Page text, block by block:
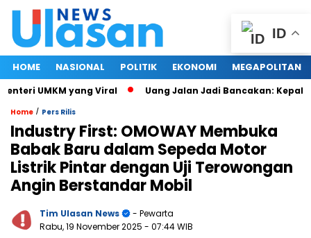
HOME NASIONAL POLITIK EKONOMI MEGAPOLITAN
UMKM yang Viral Uang Jalan Jadi Bancakan: Kepala
Home / Pers Rilis
Industry First: OMOWAY Membuka
Babak Baru dalam Sepeda Motor
Listrik Pintar dengan Uji Terowongan
Angin Berstandar Mobil
Tim Ulasan News
- Pewarta
Rabu, 19 November 2025 - 07:44 WIB
ID